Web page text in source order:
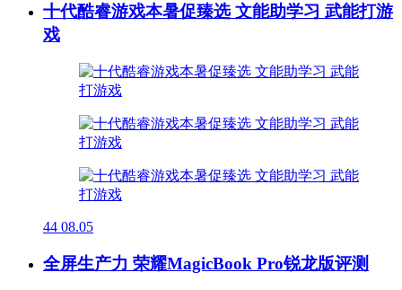
十代酷睿游戏本暑促臻选 文能助学习 武能打游
戏
44 08.05
全屏生产力 荣耀MagicBook Pro锐龙版评测